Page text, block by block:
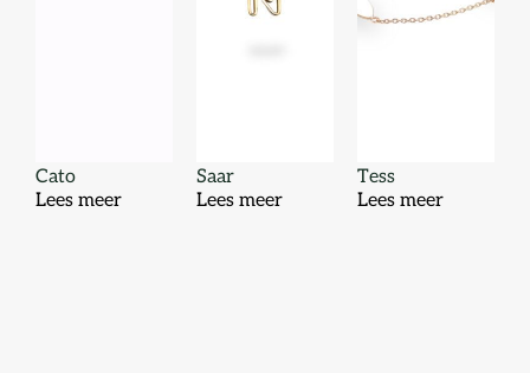
Cato
Lees meer
Saar
Lees meer
Tess
Lees meer